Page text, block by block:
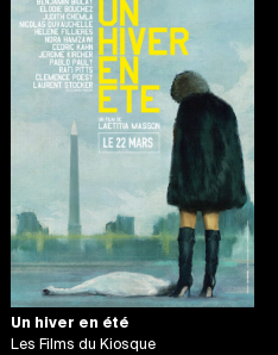
Un hiver en été
Les Films du Kiosque